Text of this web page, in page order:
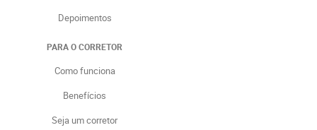
Depoimentos
PARA O CORRETOR
Como funciona
Benefícios
Seja um corretor